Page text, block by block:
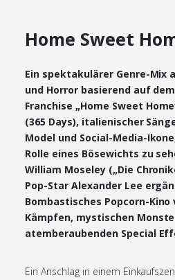
Home Sweet
Ein spektakulärer Genre-Mix
und Horror basierend auf
Franchise „Home Sweet
(365 Days), italienischer
Model und Social-Media-
Rolle eines Bösewichts zu
William Moseley („Die
Pop-Star Alexander Lee
Bombastisches Popcorn-
Kämpfen, mystischen
atemberaubenden Special
Ein Anschlag in einem